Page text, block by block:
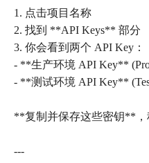
1. 点击项目名称
2. 找到 **API Keys** 部分
3. 你会看到两个 API Key：
- **生产环境 API Key**
- **测试环境 API Key**
**复制并保存这些密钥**，
---